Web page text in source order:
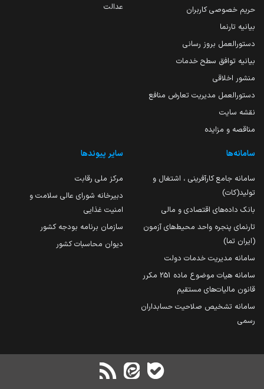
حریم خصوصی کاربران
بیانیه تارنما
دستورالعمل بروز رسانی
بیانیه توافق سطح خدمات
منشور اخلاقی
دستورالعمل مدیریت تعارض منافع
نقشه سایت
مناقصه و مزایده
عدالت
سامانه‌ها
سامانه جامع کارآفرینی ، اشتغال و
تولید(کات)
بانک داده‌های اقتصادی و مالی
تارنمای پنجره واحد محیط‌های آزمون
(ایران تما)
سامانه مدیریت خدمات دولت
سامانه هیات موضوع ماده 251 مکرر
قانون مالیات‌های مستقیم
سامانه تشخیص صلاحیت حسابداران
رسمی
سایر پیوندها
مرکز ملی رقابت
دبیرخانه شورای عالی سلامت و
امنیت غذایی
سازمان برنامه بودجه کشور
دیوان محاسبات کشور